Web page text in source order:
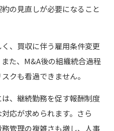
の見直しが必要になること
、買収に伴う雇用条件変更
た、M&A後の組織統合過程
クも看過できません。
、継続勤務を促す報酬制度
応が求められます。 さら
管理の複雑さも増し、人事